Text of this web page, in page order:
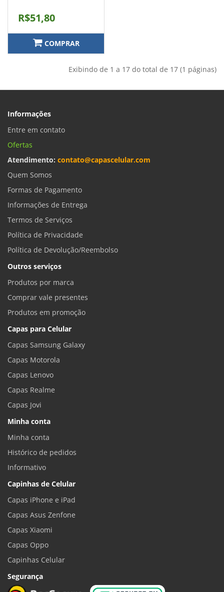
R$51,80
COMPRAR
Exibindo de 1 a 17 do total de 17 (1 páginas)
Informações
Entre em contato
Ofertas
Atendimento: contato@capascelular.com
Quem Somos
Formas de Pagamento
Informações de Entrega
Termos de Serviços
Política de Privacidade
Política de Devolução/Reembolso
Outros serviços
Produtos por marca
Comprar vale presentes
Produtos em promoção
Capas para Celular
Capas Samsung Galaxy
Capas Motorola
Capas Lenovo
Capas Realme
Capas Jovi
Minha conta
Minha conta
Histórico de pedidos
Informativo
Capinhas de Celular
Capas iPhone e iPad
Capas Asus Zenfone
Capas Xiaomi
Capas Oppo
Capinhas Celular
Segurança